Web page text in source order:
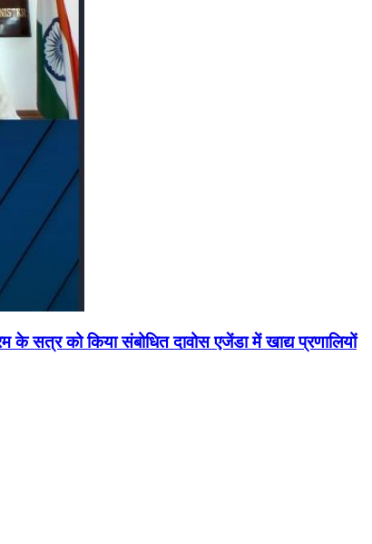
के सत्र को किया संबोधित दावोस एजेंडा में खाद्य प्रणालियों